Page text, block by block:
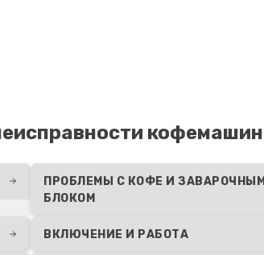
кофемашин
ПРОБЛЕМЫ С КОФЕ И ЗАВАРОЧНЫМ
БЛОКОМ
ВКЛЮЧЕНИЕ И РАБОТА